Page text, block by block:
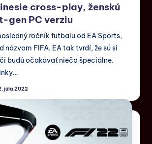
cross-play, ženskú
gen PC verziu
ročník futbalu od EA Sports,
názvom FIFA. EA tak tvrdí, že sú si
budú očakávať niečo špeciálne.
júla 2022